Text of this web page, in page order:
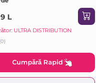
L
ULTRA DISTRIBUTION
(0)
Cumpără Rapid